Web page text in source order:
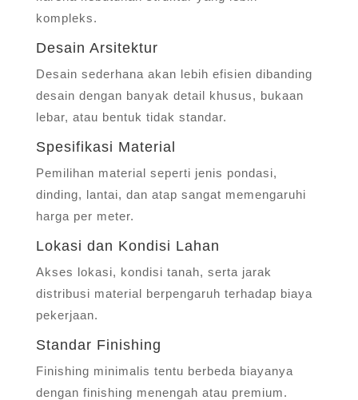
kompleks.
Desain Arsitektur
Desain sederhana akan lebih efisien dibanding
desain dengan banyak detail khusus, bukaan
lebar, atau bentuk tidak standar.
Spesifikasi Material
Pemilihan material seperti jenis pondasi,
dinding, lantai, dan atap sangat memengaruhi
harga per meter.
Lokasi dan Kondisi Lahan
Akses lokasi, kondisi tanah, serta jarak
distribusi material berpengaruh terhadap biaya
pekerjaan.
Standar Finishing
Finishing minimalis tentu berbeda biayanya
dengan finishing menengah atau premium.